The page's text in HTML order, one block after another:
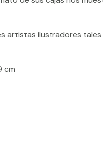
artistas ilustradores tales
cm